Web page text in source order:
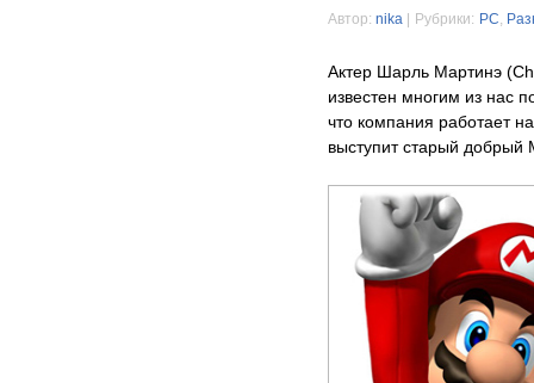
Автор: nika Рубрики: PC,
Актер Шарль Мартинэ
известен многим из нас
что компания работает
выступит старый добрый